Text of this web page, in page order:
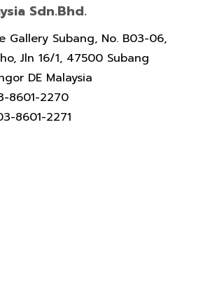
Sdn.Bhd.
Gallery Subang, No. B03-06,
Jln 16/1, 47500 Subang
DE Malaysia
8601-2270
8601-2271